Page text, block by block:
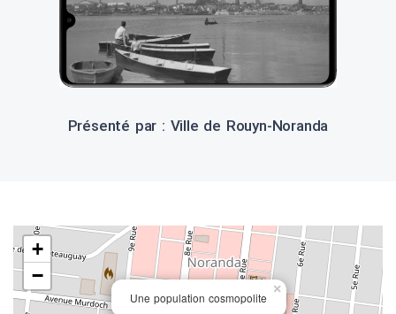
Présenté par : Ville de Rouyn-Noranda
Une population cosmopolite
×
+
−